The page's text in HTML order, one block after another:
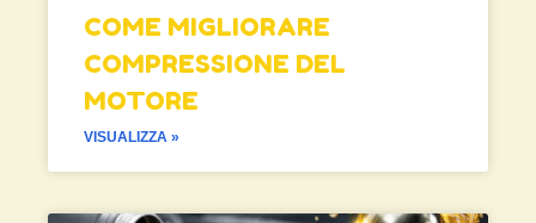
COME MIGLIORARE
COMPRESSIONE DEL
MOTORE
VISUALIZZA »